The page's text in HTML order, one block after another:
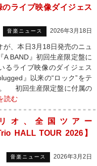
のライブ映像ダイジェス
音楽ニュース 2026年3月18日
、本日3月18日発売のニュ
A BAND』初回生産限定盤に
るライブ映像のダイジェス
』以来の“ロック”をテ
。 初回生産限定盤に付属の
読む
オ、全国ツアー
HALL TOUR 2026】
音楽ニュース 2026年3月2日